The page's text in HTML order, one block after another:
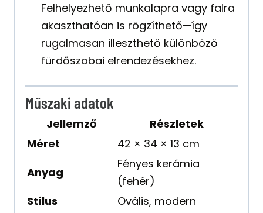
Felhelyezhető munkalapra vagy falra
akaszthatóan is rögzíthető—így
rugalmasan illeszthető különböző
fürdőszobai elrendezésekhez.
Műszaki adatok
Jellemző
Részletek
Méret
42 × 34 × 13 cm
Anyag
Fényes kerámia
(fehér)
Stílus
Ovális, modern